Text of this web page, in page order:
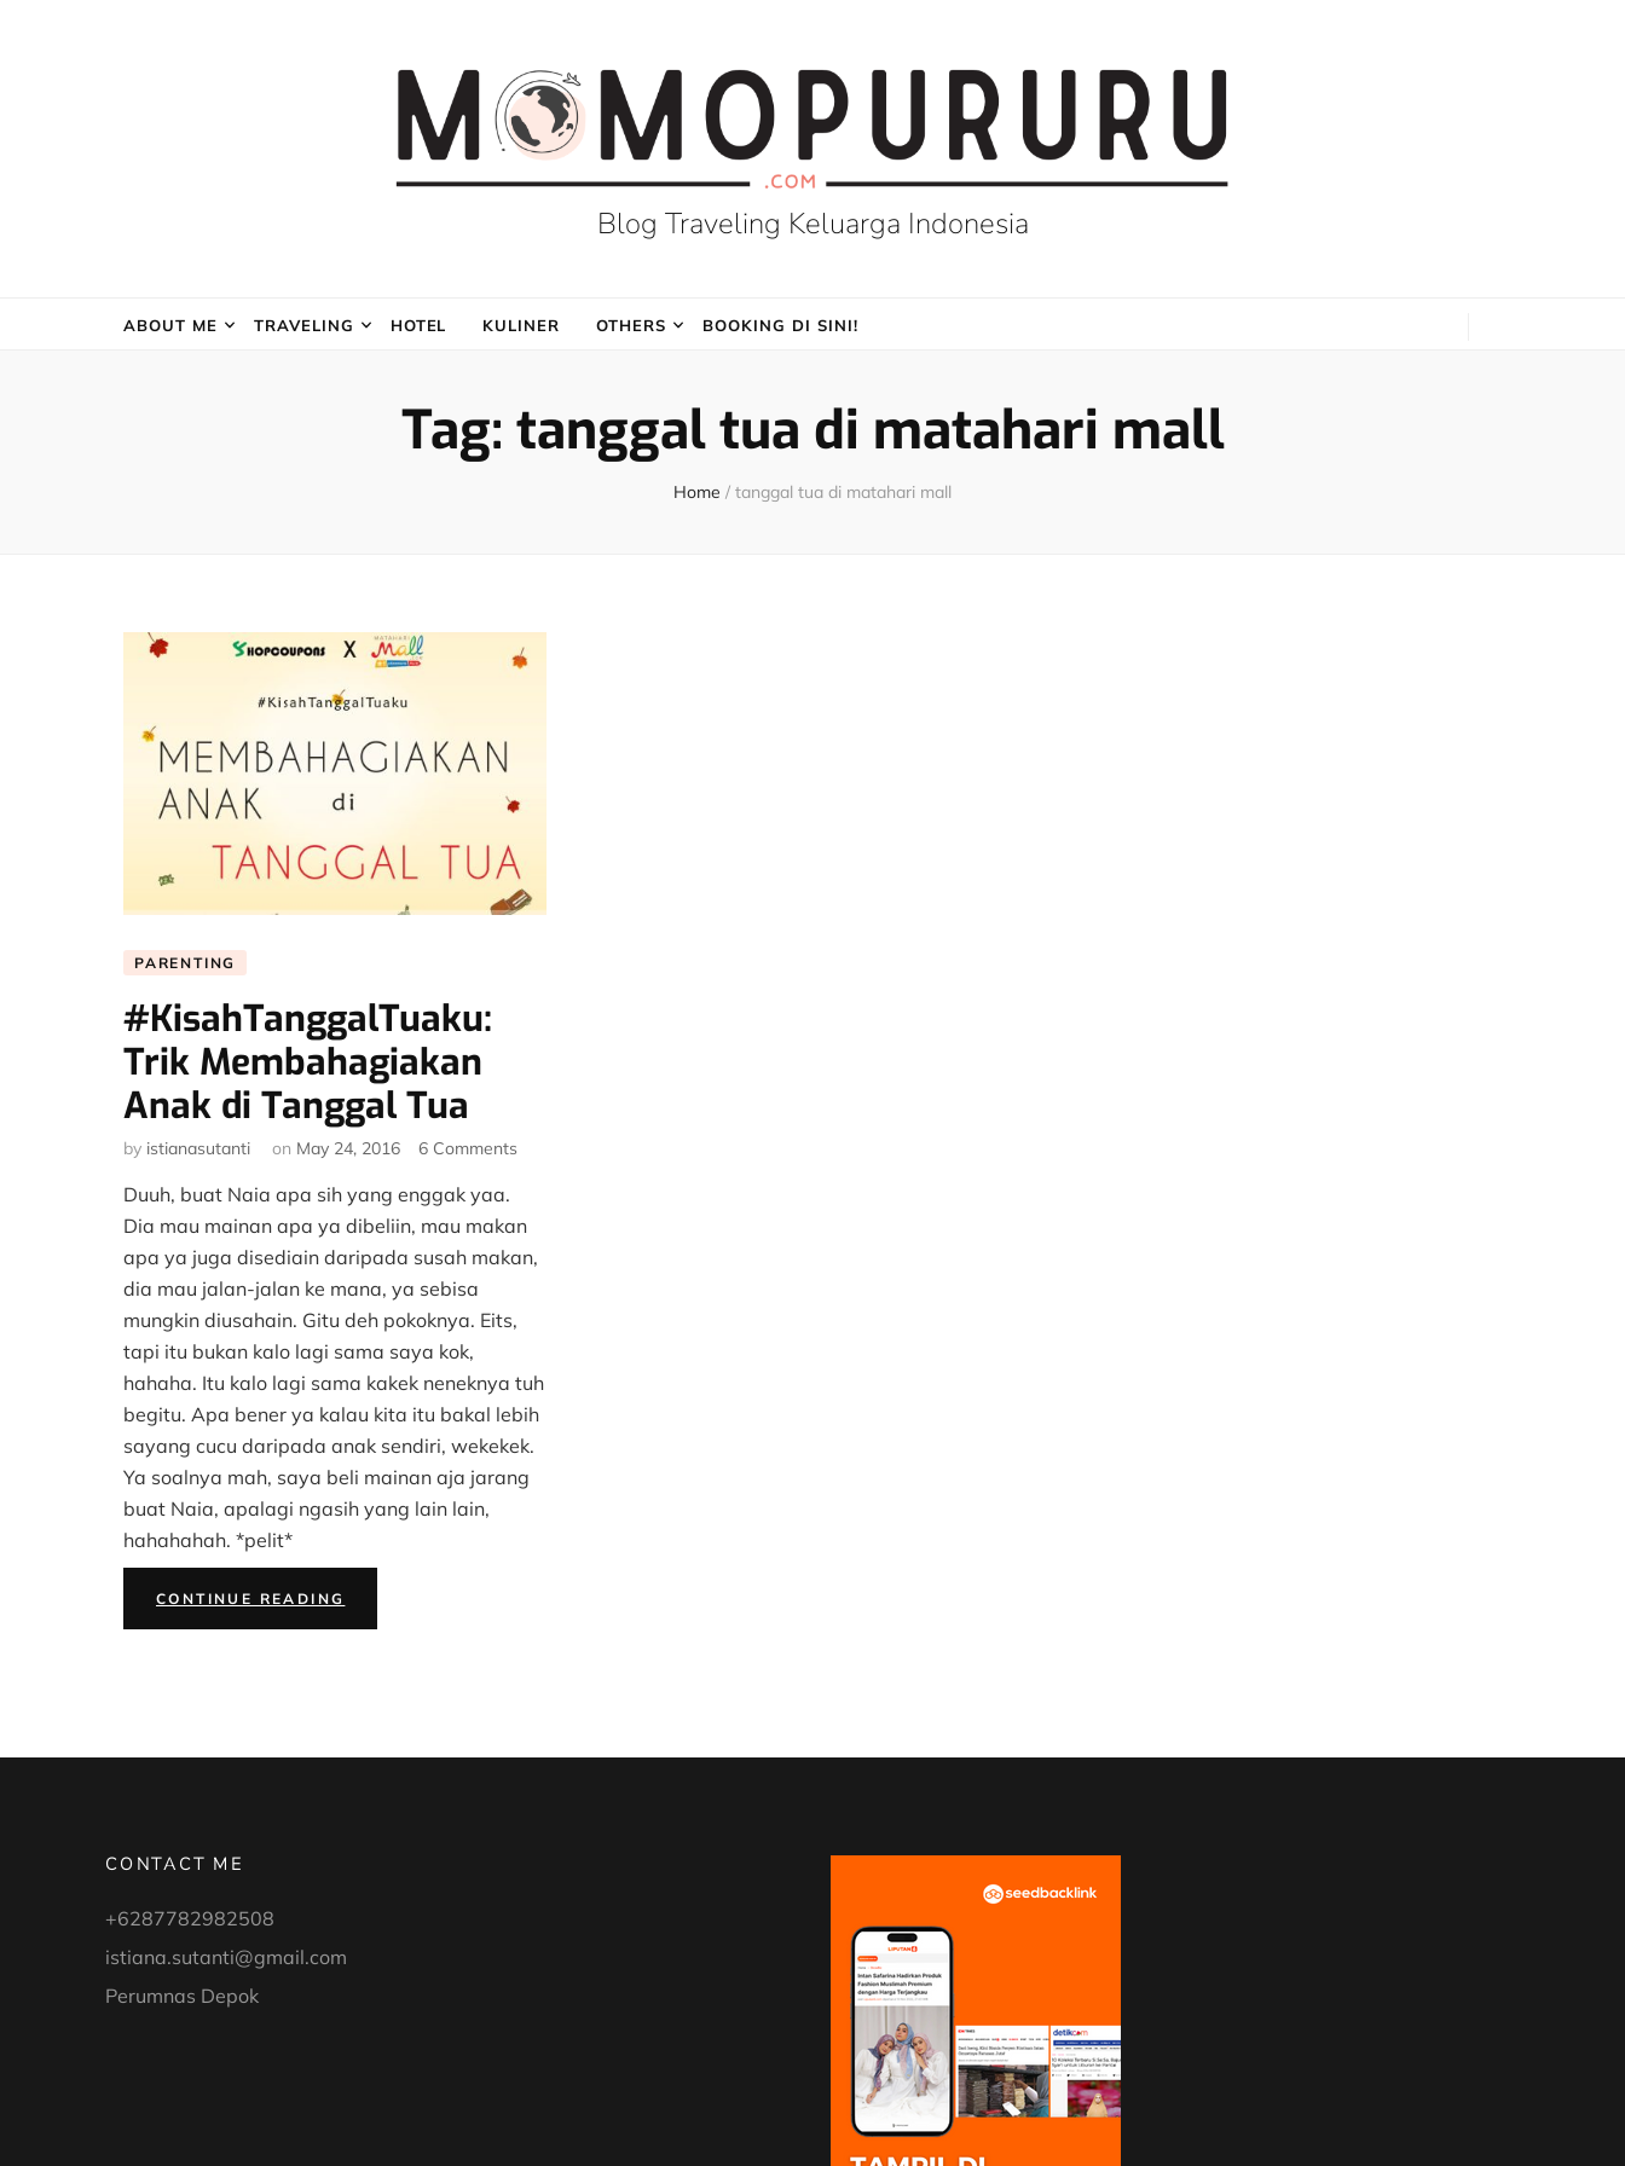
Blog Traveling Keluarga Indonesia
ABOUT ME TRAVELING HOTEL KULINER OTHERS BOOKING DI SINI!
Tag: tanggal tua di matahari mall
Home / tanggal tua di matahari mall
PARENTING
#KisahTanggalTuaku:
Trik Membahagiakan
Anak di Tanggal Tua
by istianasutanti on May 24, 2016 6 Comments
Membahagiakan
Anak
Duuh, buat Naia apa sih yang enggak yaa.
Dia mau mainan apa ya dibeliin, mau makan
apa ya juga disediain daripada susah makan,
dia mau jalan-jalan ke mana, ya sebisa
mungkin diusahain. Gitu deh pokoknya. Eits,
tapi itu bukan kalo lagi sama saya kok,
hahaha. Itu kalo lagi sama kakek neneknya tuh
begitu. Apa bener ya kalau kita itu bakal lebih
sayang cucu daripada anak sendiri, wekekek.
Ya soalnya mah, saya beli mainan aja jarang
buat Naia, apalagi ngasih yang lain lain,
hahahahah. *pelit*
CONTINUE READINGTRIK
ANAK
CONTACT ME
+6287782982508
istiana.sutanti@gmail.com
Perumnas Depok